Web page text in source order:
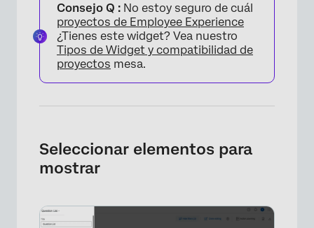
Consejo Q : No estoy seguro de cuál
proyectos de Employee Experience
¿Tienes este widget? Vea nuestro
Tipos de Widget y compatibilidad de
proyectos mesa.
Seleccionar elementos para
mostrar